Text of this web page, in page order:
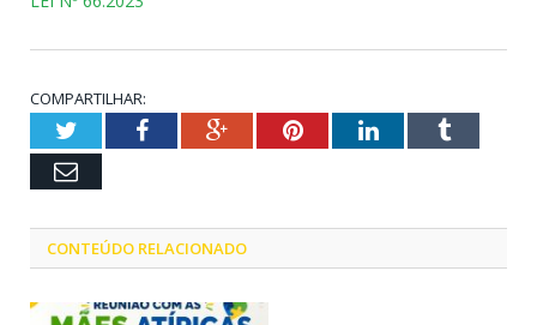
COMPARTILHAR:
TwitterFacebookGoogle+PinterestLinkedInTumblr
Email
CONTEÚDO RELACIONADO